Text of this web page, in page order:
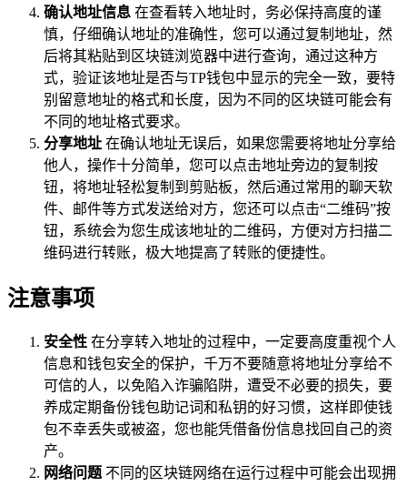
确认地址信息 在查看转入地址时，务必保持高度的谨
慎，仔细确认地址的准确性，您可以通过复制地址，然
后将其粘贴到区块链浏览器中进行查询，通过这种方
式，验证该地址是否与TP钱包中显示的完全一致，要特
别留意地址的格式和长度，因为不同的区块链可能会有
不同的地址格式要求。
分享地址 在确认地址无误后，如果您需要将地址分享给
他人，操作十分简单，您可以点击地址旁边的复制按
钮，将地址轻松复制到剪贴板，然后通过常用的聊天软
件、邮件等方式发送给对方，您还可以点击“二维码”按
钮，系统会为您生成该地址的二维码，方便对方扫描二
维码进行转账，极大地提高了转账的便捷性。
注意事项
安全性 在分享转入地址的过程中，一定要高度重视个人
信息和钱包安全的保护，千万不要随意将地址分享给不
可信的人，以免陷入诈骗陷阱，遭受不必要的损失，要
养成定期备份钱包助记词和私钥的好习惯，这样即使钱
包不幸丢失或被盗，您也能凭借备份信息找回自己的资
产。
网络问题不同的区块链网络在运行过程中可能会出现拥